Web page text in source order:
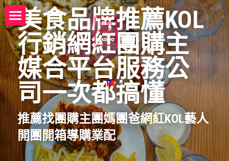
電商代營運代操託管紅創數位
founder
電商代營運代操託管服務流程
電商代營運代操託管解決方案
電商代營運代操託管諮詢 ☎️
一站多通路代銷商品諮詢 ☎️
美食品牌推薦KOL
行銷網紅團購主
媒合平台服務公
司一次都搞懂
推薦找團購主團媽團爸網紅KOL藝人
開團開箱導購業配